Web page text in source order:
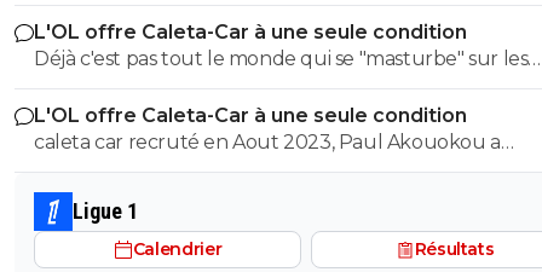
d’un éventuel transfert. Vendre Malick a 45m€ resterait a
l'OL 45-17-5-9=14 M€ donc 14 M€ de marge...pas si énorme
que ca.
L'OL offre Caleta-Car à une seule condition
Déjà c'est pas tout le monde qui se "masturbe" sur les
recrues de MLJ puis faut savoir doser un peu avec les
recrutements sous l'ère Textor et ses lubies.
Blaanc le voulait par exemple.
L'OL offre Caleta-Car à une seule condition
caleta car recruté en Aout 2023, Paul Akouokou a
officiellement signé à l'Olympique Lyonnais le 1er
2023, Tanner Tessmann a officiellement rejoint
Lyonnais le 27 août 2024 Tout le monde se masturbe sur les
bonnes recrues de MLJ, mais les 3 cités plus haut sont
Ligue 1
Calendrier Résultats